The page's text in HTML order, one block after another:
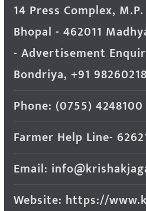
14 Press Complex,
Bhopal - 462011
- Advertisement
Bondriya, +91
Phone: (0755) 4248100
Farmer Help Line-
Email:
Website: https://